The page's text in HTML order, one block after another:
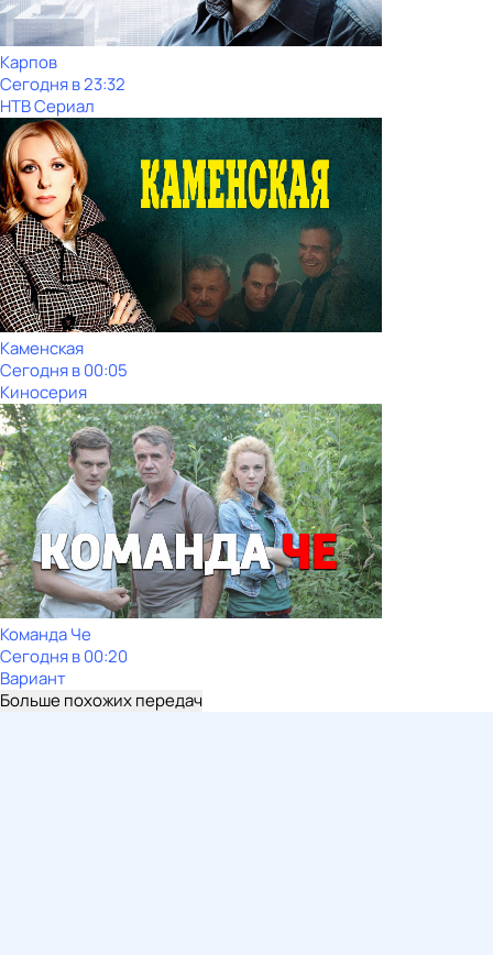
Карпов
Сегодня в 23:32
НТВ Сериал
Каменская
Сегодня в 00:05
Киносерия
Команда Че
Сегодня в 00:20
Вариант
Больше похожих передач